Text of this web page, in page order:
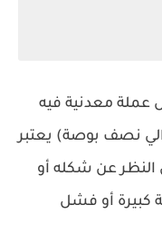
عملة معدنية فيه
6-10 مم أو حوالي نصف بوصة) يعتبر
عن شكله أو
كبيرة أو فشل